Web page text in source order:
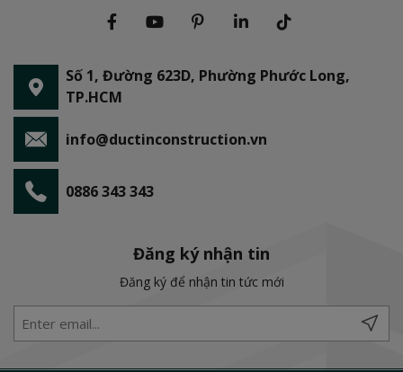
Số 1, Đường 623D, Phường Phước Long,
TP.HCM
info@ductinconstruction.vn
0886 343 343
Đăng ký nhận tin
Đăng ký để nhận tin tức mới